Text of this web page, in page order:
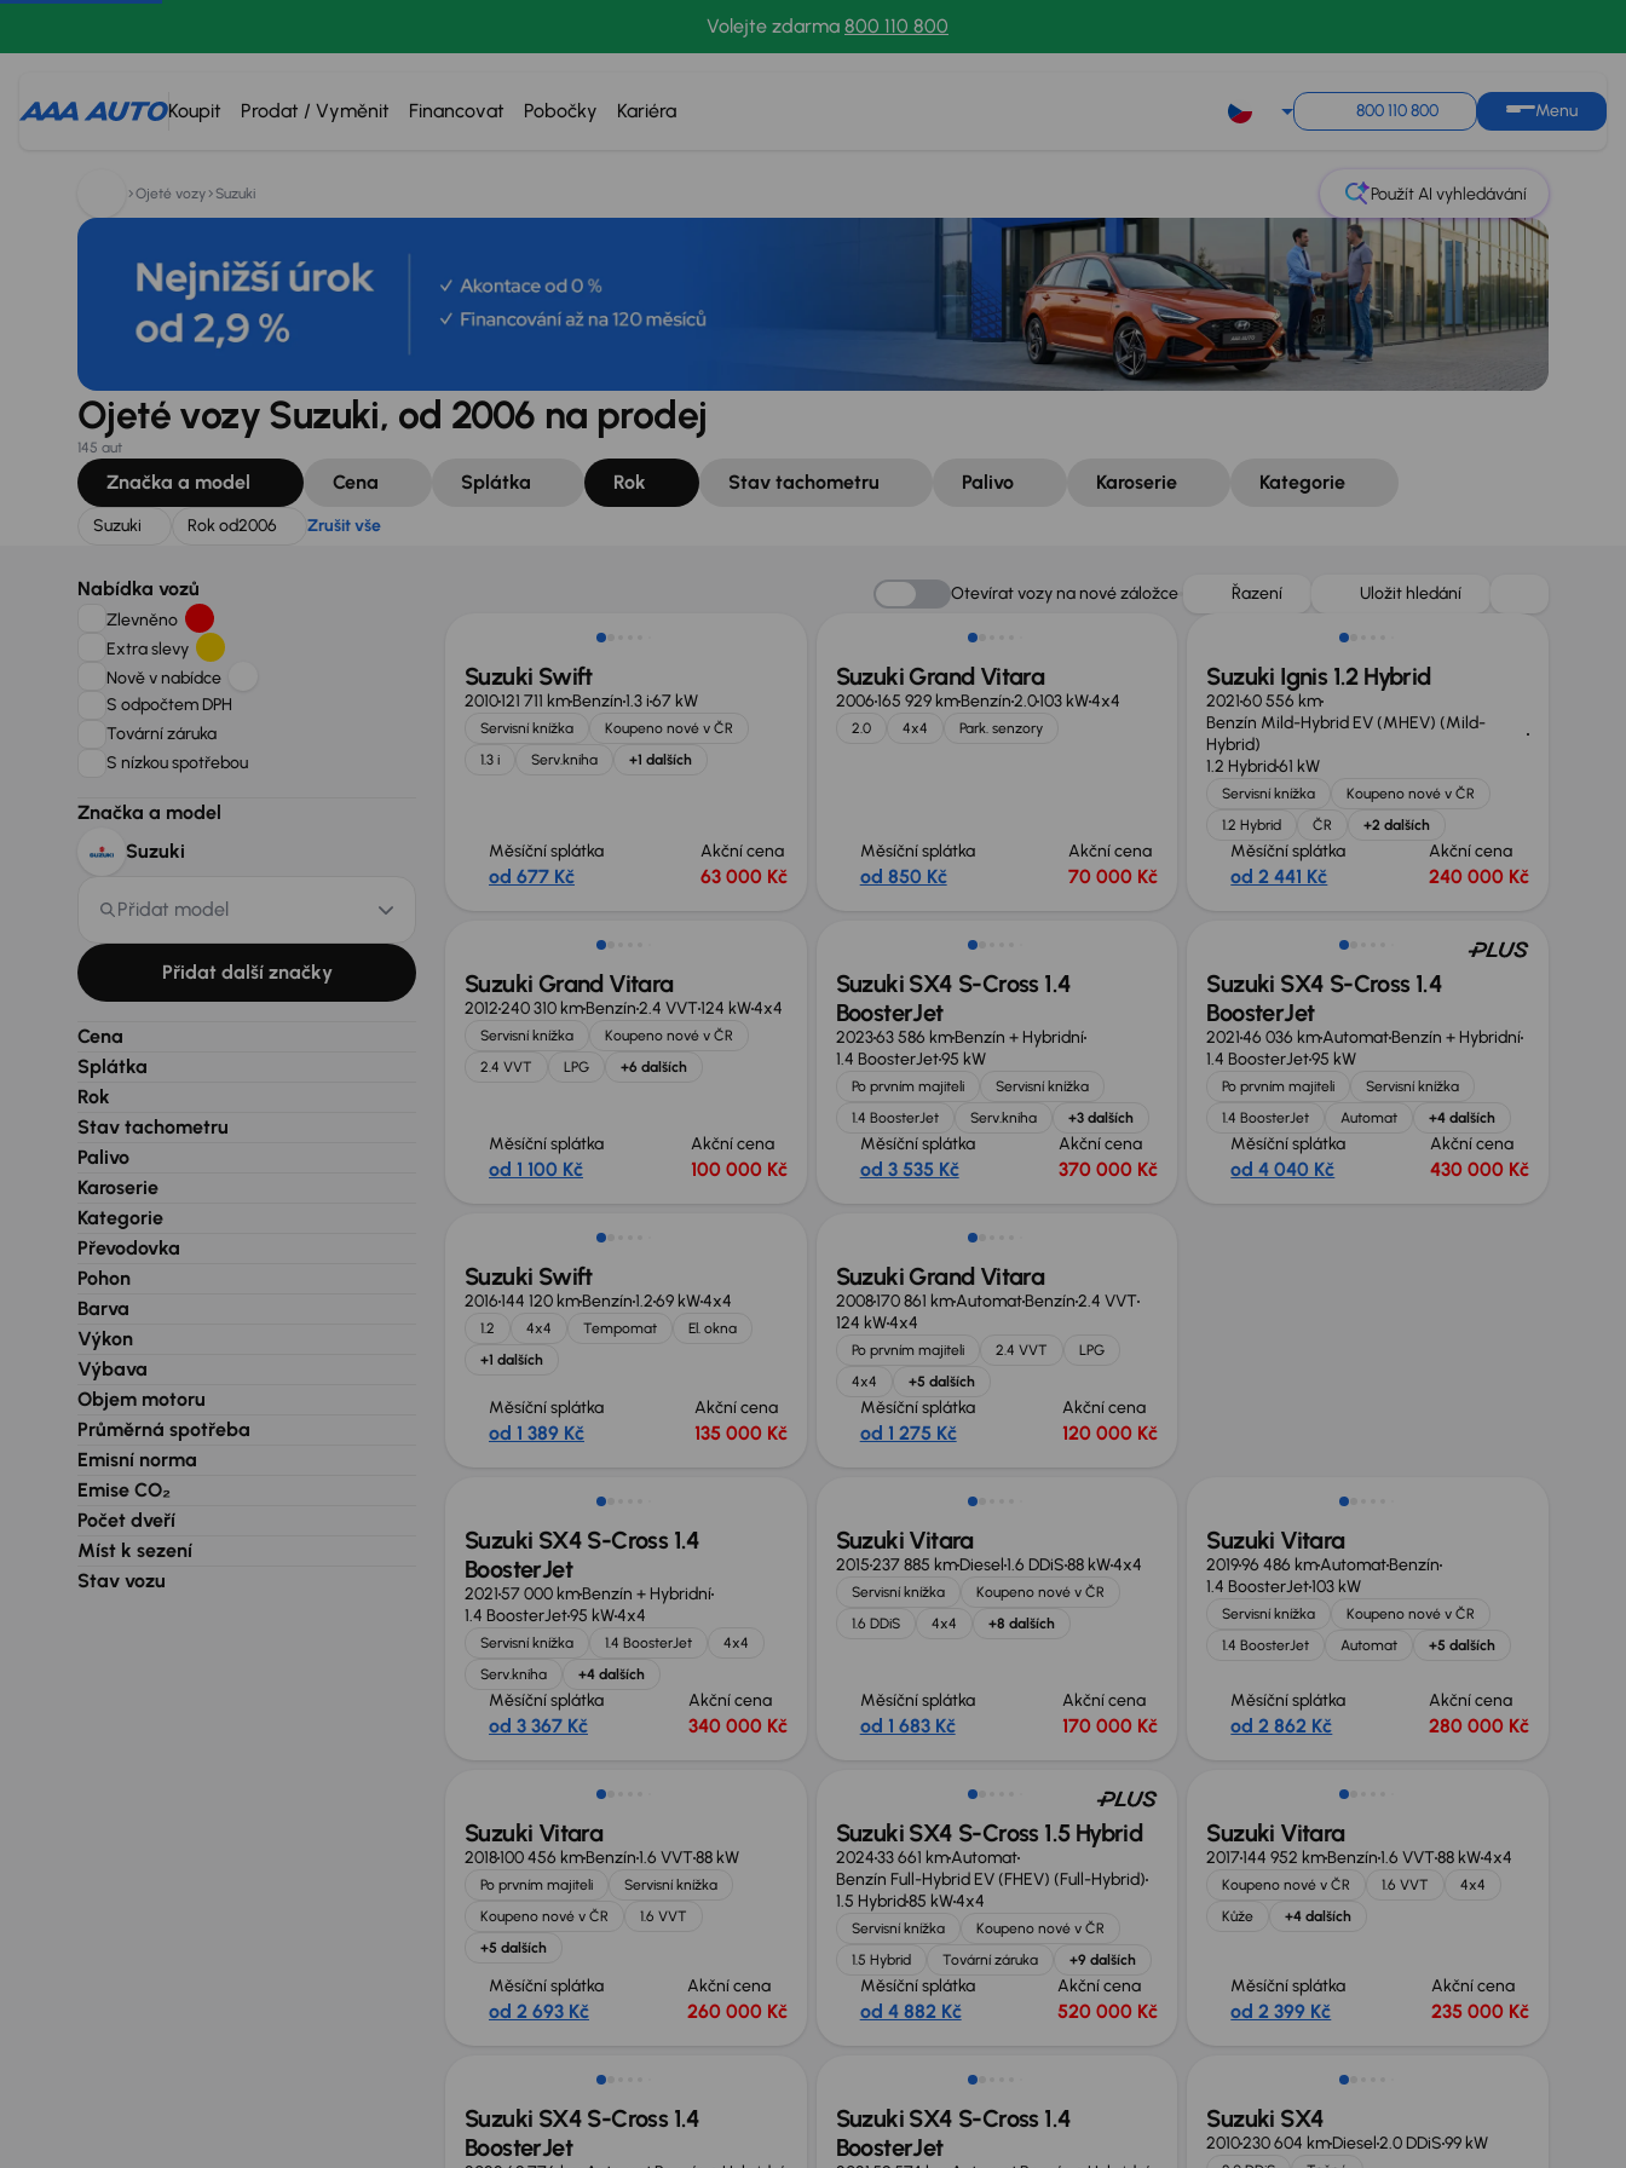
Volejte zdarma 800 110 800
Koupit Prodat / Vyměnit Financovat Pobočky Kariéra 800 110 800 Menu
Hledáte: Zrušit vše
Ojeté vozy Suzuki Použít AI vyhledávání
Ojeté vozy Suzuki, od 2006 na prodej
145 aut
Značka a model Cena Splátka Rok Stav tachometru Palivo Karoserie Kategorie
Suzuki Rok od2006 Zrušit vše
Nabídka vozů
Zlevněno
Extra slevy
Nově v nabídce
S odpočtem DPH
Tovární záruka
S nízkou spotřebou
Značka a model
Suzuki
Přidat model
Přidat další značky
Cena
Splátka
Rok
Stav tachometru
Palivo
Karoserie
Kategorie
Převodovka
Pohon
Barva
Výkon
Výbava
Objem motoru
Průměrná spotřeba
Emisní norma
Emise CO₂
Počet dveří
Míst k sezení
Stav vozu
Otevírat vozy na nové záložce Řazení Uložit hledání
Suzuki Swift
2010121 711 kmBenzín1.3 i67 kW
Servisní knížka
Koupeno nové v ČR
1.3 i
Serv.kniha +1 dalších
Měsíční splátka
od 677 Kč
Akční cena
63 000 Kč
Suzuki Grand Vitara
2006165 929 kmBenzín2.0103 kW4x4
2.0 4x4 Park. senzory
Měsíční splátka
od 850 Kč
Akční cena
70 000 Kč
Možnost odpočtu DPH
Suzuki Ignis 1.2 Hybrid
202160 556 km
Benzín Mild-Hybrid EV (MHEV) (Mild-
Hybrid)
1.2 Hybrid61 kW
Servisní knížka
Koupeno nové v ČR
1.2 Hybrid
ČR +2 dalších
Měsíční splátka
od 2 441 Kč
Akční cena
240 000 Kč
Suzuki Grand Vitara
2012240 310 kmBenzín2.4 VVT124 kW4x4
Servisní knížka
Koupeno nové v ČR
2.4 VVT
LPG +6 dalších
Měsíční splátka
od 1 100 Kč
Akční cena
100 000 Kč
Suzuki SX4 S-Cross 1.4
BoosterJet
202363 586 kmBenzín + Hybridní
1.4 BoosterJet95 kW
Po prvním majiteli
Servisní knížka
1.4 BoosterJet
Serv.kniha +3 dalších
Měsíční splátka
od 3 535 Kč
Akční cena
370 000 Kč
Suzuki SX4 S-Cross 1.4
BoosterJet
202146 036 kmAutomatBenzín + Hybridní
1.4 BoosterJet95 kW
Po prvním majiteli
Servisní knížka
1.4 BoosterJet
Automat +4 dalších
Měsíční splátka
od 4 040 Kč
Akční cena
430 000 Kč
Suzuki Swift
2016144 120 kmBenzín1.269 kW4x4
1.2 4x4 Tempomat
El. okna
+1 dalších
Měsíční splátka
od 1 389 Kč
Akční cena
135 000 Kč
Zlevněno o 10 000 Kč
Suzuki Grand Vitara
2008170 861 kmAutomatBenzín2.4 VVT
124 kW4x4
Po prvním majiteli 2.4 VVT
LPG
4x4
+5 dalších
Měsíční splátka
od 1 275 Kč
Akční cena
120 000 Kč
Nově v nabídce
Suzuki SX4 S-Cross 1.4
BoosterJet
202157 000 kmBenzín + Hybridní
1.4 BoosterJet95 kW4x4
Servisní knížka 1.4 BoosterJet
4x4
Serv.kniha
+4 dalších
Měsíční splátka
od 3 367 Kč
Akční cena
340 000 Kč
Zlevněno o 10 000 Kč
Suzuki Vitara
2015237 885 kmDiesel1.6 DDiS88 kW4x4
Servisní knížka
Koupeno nové v ČR
1.6 DDiS
4x4 +8 dalších
Měsíční splátka
od 1 683 Kč
Akční cena
170 000 Kč
Suzuki Vitara
201996 486 kmAutomatBenzín
1.4 BoosterJet103 kW
Servisní knížka
Koupeno nové v ČR
1.4 BoosterJet
Automat +5 dalších
Měsíční splátka
od 2 862 Kč
Akční cena
280 000 Kč
Suzuki Vitara
2018100 456 kmBenzín1.6 VVT88 kW
Po prvním majiteli
Servisní knížka
Koupeno nové v ČR
1.6 VVT
+5 dalších
Měsíční splátka
od 2 693 Kč
Akční cena
260 000 Kč
Zlevněno o 10 000 Kč
Suzuki SX4 S-Cross 1.5 Hybrid
202433 661 kmAutomat
Benzín Full-Hybrid EV (FHEV) (Full-Hybrid)
1.5 Hybrid85 kW4x4
Servisní knížka
Koupeno nové v ČR
1.5 Hybrid
Tovární záruka +9 dalších
Měsíční splátka
od 4 882 Kč
Akční cena
520 000 Kč
Suzuki Vitara
2017144 952 kmBenzín1.6 VVT88 kW4x4
Koupeno nové v ČR 1.6 VVT
4x4
Kůže
+4 dalších
Měsíční splátka
od 2 399 Kč
Akční cena
235 000 Kč
Nově v nabídce
Suzuki SX4 S-Cross 1.4
BoosterJet
Nově v nabídce
Suzuki SX4 S-Cross 1.4
BoosterJet
Suzuki SX4
2010230 604 kmDiesel2.0 DDiS99 kW